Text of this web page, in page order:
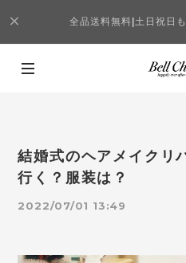
全品送料無料 土日祝日
結婚式のヘアメイクリ
行く？服装は？
2022/07/01 13:49